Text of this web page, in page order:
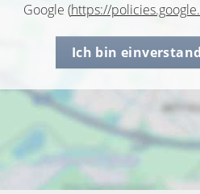
Google (https://
Ich bin